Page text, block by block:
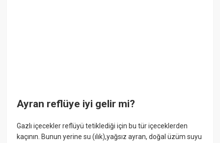
Ayran reflüye iyi gelir mi?
Gazlı içecekler reflüyü tetiklediği için bu tür içeceklerden
kaçının. Bunun yerine su (ılık),yağsız ayran, doğal üzüm suyu